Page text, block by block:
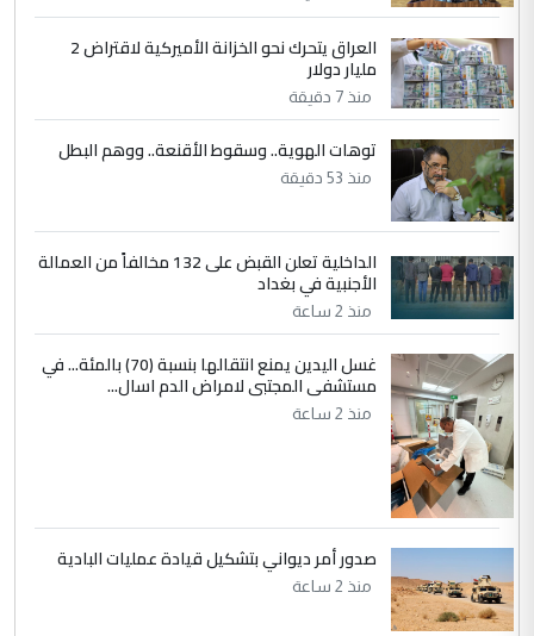
5 يوسف غزوان عصمت
التعليق : بكالوريوس فيزياء طبية متزوج و
زوجتي أيضا بكالوريوس سكني بغداد أرغب في
إكمال دراستي داخل ...
الموضوع :
السعودية توافق على الاستمرار في
جامعاتها سنويا
العراق يتحرك نحو الخزانة الأميركية لاقتراض 2
مليار دولار
منذ 7 دقيقة
توهات الهوية.. وسقوط الأقنعة.. ووهم البطل
منذ 53 دقيقة
الداخلية تعلن القبض على 132 مخالفاً من العمالة
الأجنبية في بغداد
منذ 2 ساعة
غسل اليدين يمنع انتقالها بنسبة (70) بالمئة... في
مستشفى المجتبى لامراض الدم اسال...
منذ 2 ساعة
صدور أمر ديواني بتشكيل قيادة عمليات البادية
منذ 2 ساعة